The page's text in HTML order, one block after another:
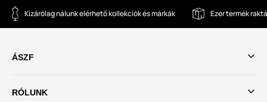
Kizárólag nálunk elérhető kollekciók és márkák Ezer termék
ÁSZF
RÓLUNK